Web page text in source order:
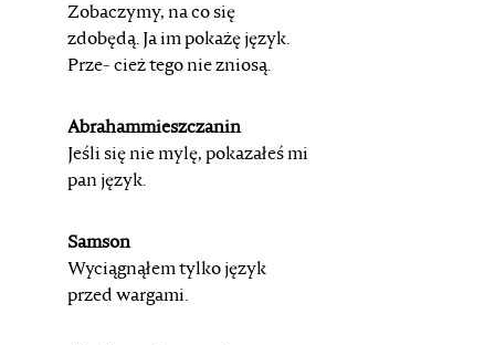
Zobaczymy, na co się
zdobędą. Ja im pokażę język.
Prze- cież tego nie zniosą.
Abrahammieszczanin
Jeśli się nie mylę, pokazałeś mi
pan język.
Samson
Wyciągnąłem tylko język
przed wargami.